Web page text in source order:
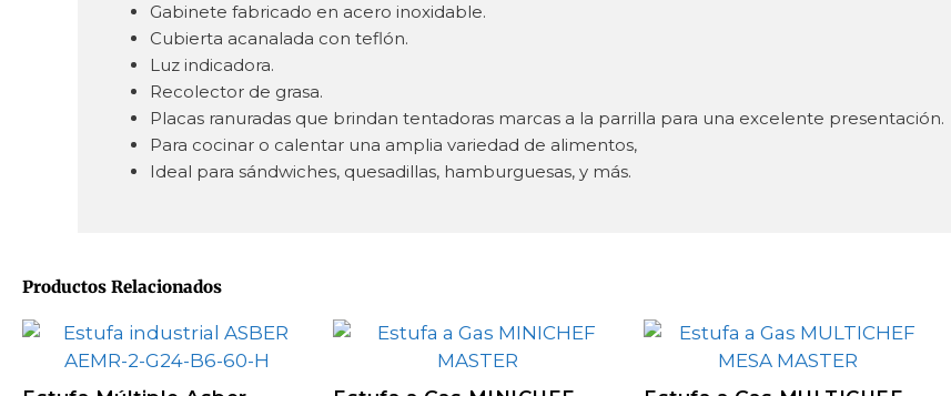
Gabinete fabricado en acero inoxidable.
Cubierta acanalada con teflón.
Luz indicadora.
Recolector de grasa.
Placas ranuradas que brindan tentadoras marcas a la parrilla para una excelente presentación.
Para cocinar o calentar una amplia variedad de alimentos,
Ideal para sándwiches, quesadillas, hamburguesas, y más.
Productos Relacionados